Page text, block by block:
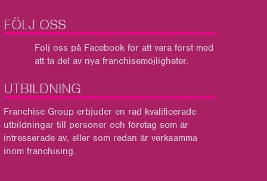
FÖLJ OSS
Följ oss på Facebook för att vara först med
att ta del av nya franchisemöjligheter.
UTBILDNING
Franchise Group erbjuder en rad kvalificerade
utbildningar till personer och företag som är
intresserade av, eller som redan är verksamma
inom franchising.